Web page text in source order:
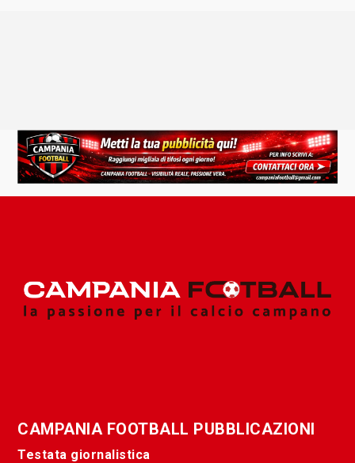
CAMPANIA FOOTBALL PUBBLICAZIONI
Testata giornalistica